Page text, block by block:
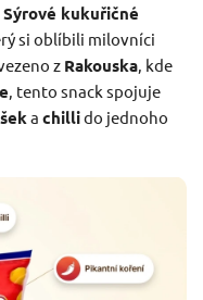
kukuřičné
si oblíbili milovníci
z Rakouska, kde
, tento snack spojuje
a chillido jednoho